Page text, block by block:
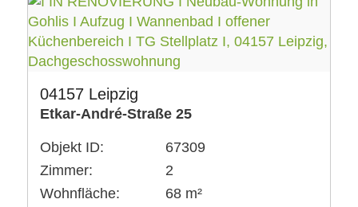
04157 Leipzig
Etkar-André-Straße 25
Objekt ID:
67309
Zimmer:
2
Wohnfläche:
68 m²